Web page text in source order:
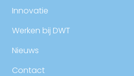
Innovatie
Werken bij DWT
Nieuws
Contact